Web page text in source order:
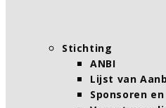
Stichting
ANBI
Lijst van
Sponsoren